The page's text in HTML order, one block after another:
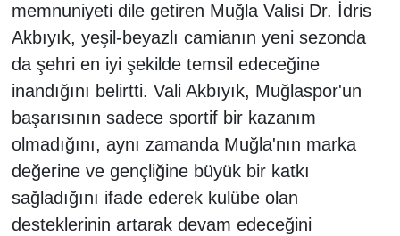
memnuniyeti dile getiren Muğla Valisi Dr. İdris
Akbıyık, yeşil-beyazlı camianın yeni sezonda
da şehri en iyi şekilde temsil edeceğine
inandığını belirtti. Vali Akbıyık, Muğlaspor'un
başarısının sadece sportif bir kazanım
olmadığını, aynı zamanda Muğla'nın marka
değerine ve gençliğine büyük bir katkı
sağladığını ifade ederek kulübe olan
desteklerinin artarak devam edeceğini